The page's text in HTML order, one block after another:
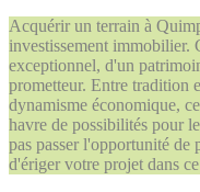
Acquérir un terrain à
investissement immobilier.
exceptionnel, d'un
prometteur. Entre tradition
dynamisme économique,
havre de possibilités pour
pas passer l'opportunité de
d'ériger votre projet dans